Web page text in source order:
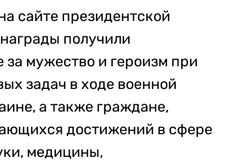
сайте президентской
получили
мужество и героизм при
задач в ходе военной
а также граждане,
достижений в сфере
медицины,